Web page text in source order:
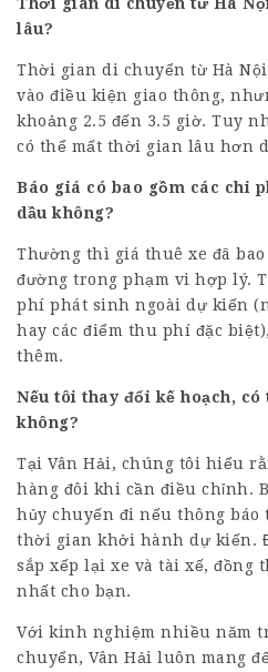
lâu?
Thời gian di chuyển từ Hà
vào điều kiện giao thông,
khoảng 2.5 đến 3.5 giờ. Tuy
có thể mất thời gian lâu hơn
Báo giá có bao gồm các chi
dầu không?
Thường thì giá thuê xe đã
đường trong phạm vi hợp lý.
phí phát sinh ngoài dự kiến
hay các điểm thu phí đặc
thêm.
Nếu tôi thay đổi kế hoạch, có
không?
Tại Vân Hải, chúng tôi hiểu
hàng đôi khi cần điều chỉnh.
hủy chuyến đi nếu thông báo
thời gian khởi hành dự kiến.
sắp xếp lại xe và tài xế, đồng
nhất cho bạn.
Với kinh nghiệm nhiều năm
chuyển, Vân Hải luôn mang